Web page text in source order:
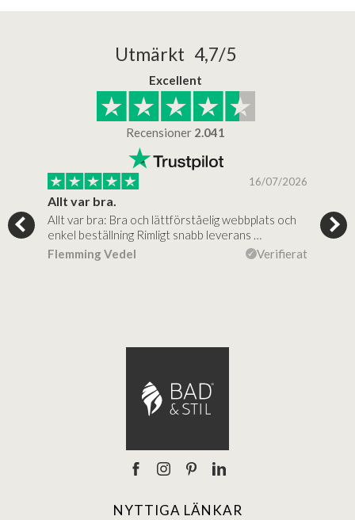
Utmärkt 4,7/5
Excellent
Recensioner 2.041
16/07/2026
Allt var bra.
Allt var bra: Bra och lättförståelig webbplats och
enkel beställning Rimligt snabb leverans …
Flemming Vedel
Verifierat
Jag
NYTTIGA LÄNKAR